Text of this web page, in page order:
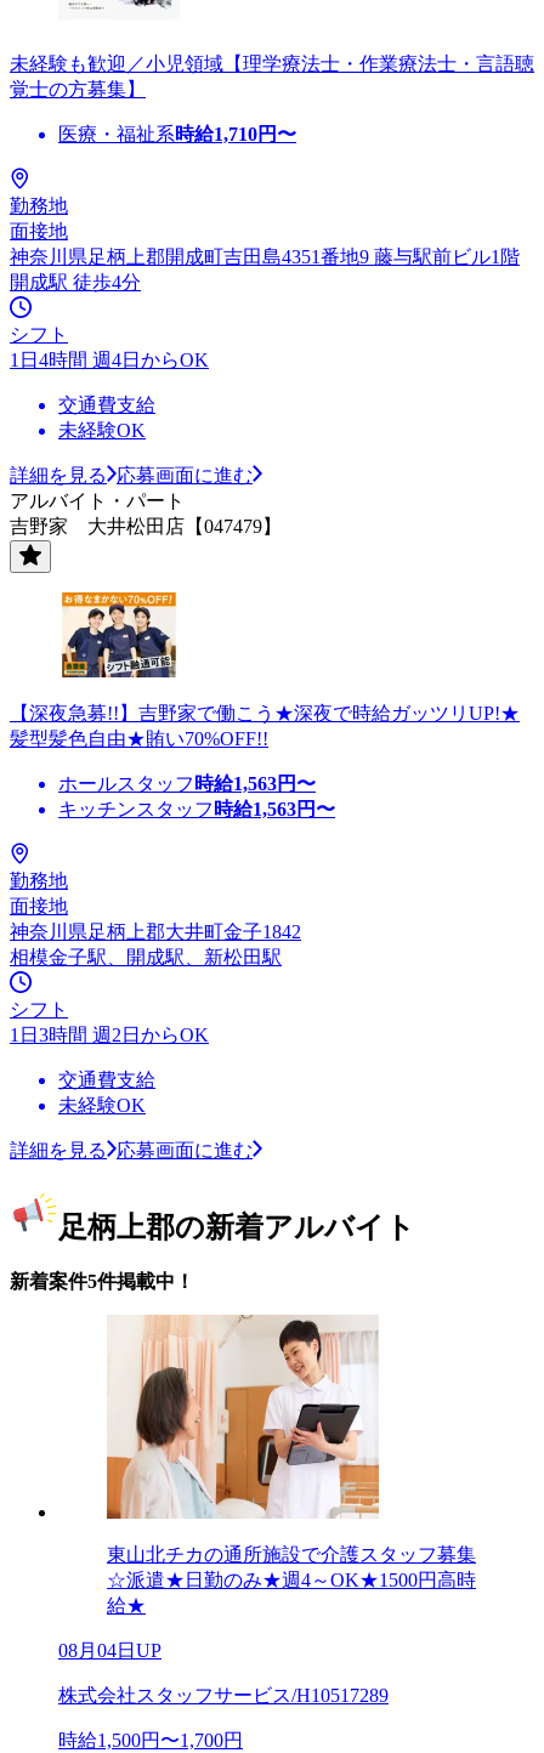
未経験も歓迎／小児領域【理学療法士・作業療法士・言語聴
覚士の方募集】
医療・福祉系時給1,710円〜
勤務地
面接地
神奈川県足柄上郡開成町吉田島4351番地9 藤与駅前ビル1階
開成駅 徒歩4分
シフト
1日4時間 週4日からOK
交通費支給
未経験OK
詳細を見る
応募画面に進む
アルバイト・パート
吉野家 大井松田店【047479】
【深夜急募!!】吉野家で働こう★深夜で時給ガッツリUP!★
髪型髪色自由★賄い70%OFF!!
ホールスタッフ 時給1,563円〜
キッチンスタッフ 時給1,563円〜
勤務地
面接地
神奈川県足柄上郡大井町金子1842
相模金子駅、開成駅、新松田駅
シフト
1日3時間 週2日からOK
交通費支給
未経験OK
詳細を見る 応募画面に進む
足柄上郡の新着アルバイト
新着案件5件掲載中！
東山北チカの通所施設で介護スタッフ募集
☆派遣★日勤のみ★週4～OK★1500円高時
給★
08月04日UP
株式会社スタッフサービス/H10517289
時給1,500円〜1,700円